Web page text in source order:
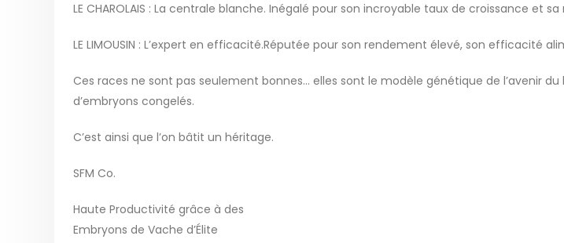
LE CHAROLAIS : La centrale blanche. Inégalé pour son incroyable taux de croissance et
LE LIMOUSIN : L’expert en efficacité.Réputée pour son rendement élevé, son efficacité
Ces races ne sont pas seulement bonnes… elles sont le modèle génétique de l’avenir
d’embryons congelés.
C’est ainsi que l’on bâtit un héritage.
SFM Co.
Haute Productivité grâce à des
Embryons de Vache d’Élite